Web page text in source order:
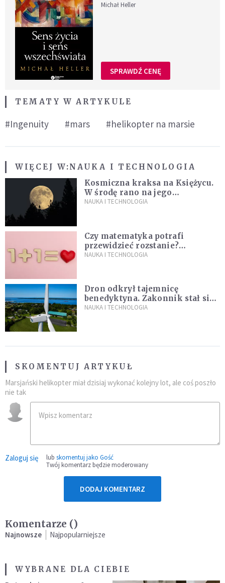
Michał Heller
SPRAWDŹ CENĘ
TEMATY W ARTYKULE
#Ingenuity #mars #helikopter na marsie
WIĘCEJ W:NAUKA I TECHNOLOGIA
Kosmiczna kraksa na Księżycu.
W środę rano na jego
powierzchni dojdzie do
NAUKA I TECHNOLOGIA
Czy matematyka potrafi
przewidzieć rozstanie?
Naukowcy stworzyli model
NAUKA I TECHNOLOGIA
Dron odkrył tajemnicę
benedyktyna. Zakonnik stał się
sławny
NAUKA I TECHNOLOGIA
SKOMENTUJ ARTYKUŁ
Marsjański helikopter miał dzisiaj wykonać kolejny lot, ale coś poszło
nie tak
Zaloguj się lub skomentuj jako Gość
Twój komentarz będzie moderowany
DODAJ KOMENTARZ
Komentarze ()
Najnowsze Najpopularniejsze
WYBRANE DLA CIEBIE